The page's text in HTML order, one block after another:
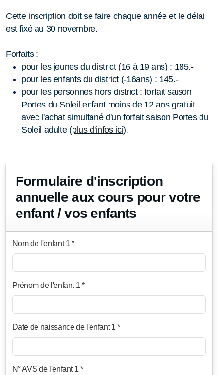
Cette inscription doit se faire chaque année et le délai
est fixé au 30 novembre.
Forfaits :
pour les jeunes du district (16 à 19 ans) : 185.-
pour les enfants du district (-16ans) : 145.-
pour les personnes hors district : forfait saison
Portes du Soleil enfant moins de 12 ans gratuit
avec l'achat simultané d'un forfait saison Portes du
Soleil adulte (plus d'infos ici).
Formulaire d'inscription
annuelle aux cours pour votre
enfant / vos enfants
Nom de l'enfant 1 *
Prénom de l'enfant 1 *
Date de naissance de l'enfant 1 *
N° AVS de l'enfant 1 *